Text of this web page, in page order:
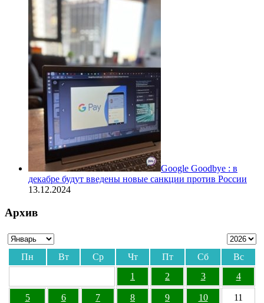
Google Goodbye : в
декабре будут введены новые санкции против России
13.12.2024
Архив
Пн Вт Ср Чт Пт Сб
Вс
1
2 3 4
5 6 7 8 9 10 11